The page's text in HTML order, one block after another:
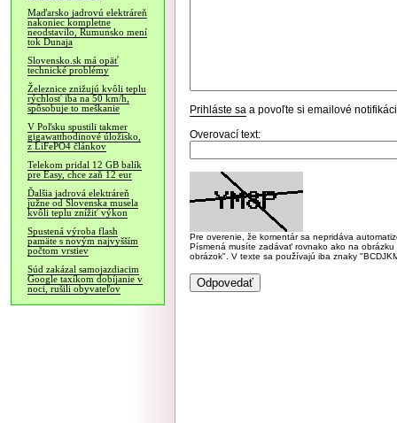
Maďarsko jadrovú elektráreň
nakoniec kompletne
neodstavilo, Rumunsko mení
tok Dunaja
Slovensko.sk má opäť
technické problémy
Železnice znižujú kvôli teplu
rýchlosť iba na 50 km/h,
spôsobuje to meškanie
V Poľsku spustili takmer
gigawatthodinové úložisko,
z LiFePO4 článkov
Telekom pridal 12 GB balík
pre Easy, chce zaň 12 eur
Ďalšia jadrová elektráreň
južne od Slovenska musela
kvôli teplu znížiť výkon
Spustená výroba flash
pamäte s novým najvyšším
počtom vrstiev
Súd zakázal samojazdiacim
Google taxíkom dobíjanie v
noci, rušili obyvateľov
Prihláste sa a povoľte si emailové
Overovací text:
Pre overenie, že komentár sa nepridáva
Písmená musíte zadávať rovnako ako na
obrázok". V texte sa používajú iba znaky